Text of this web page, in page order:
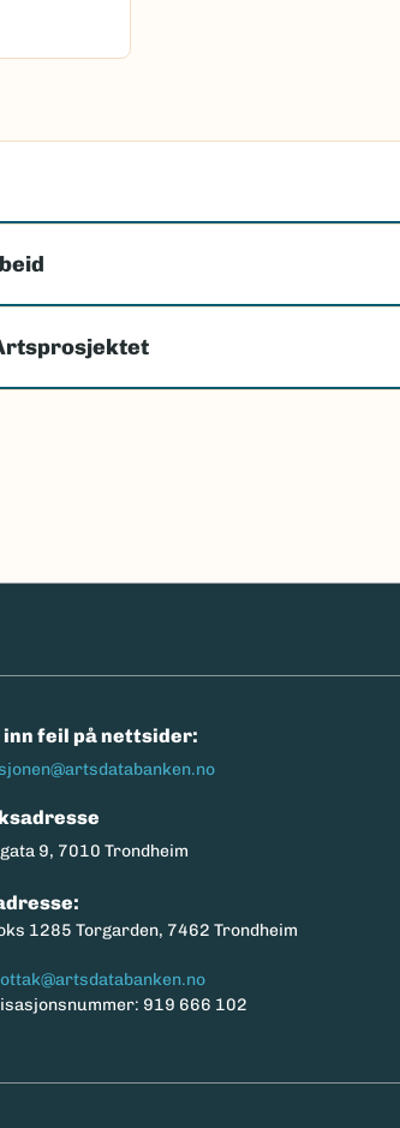
inn feil på nettsider:
9, 7010 Trondheim
1285 Torgarden, 7462 Trondheim
919 666 102